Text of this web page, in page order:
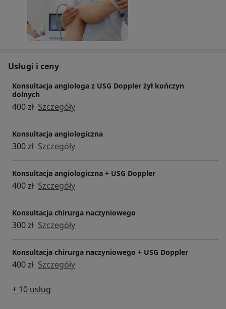
Usługi i ceny
Konsultacja angiologa z USG Doppler żył kończyn
dolnych
400 zł Szczegóły
Konsultacja angiologiczna
300 zł Szczegóły
Konsultacja angiologiczna + USG Doppler
400 zł Szczegóły
Konsultacja chirurga naczyniowego
300 zł Szczegóły
Konsultacja chirurga naczyniowego + USG Doppler
400 zł Szczegóły
+ 10 usług